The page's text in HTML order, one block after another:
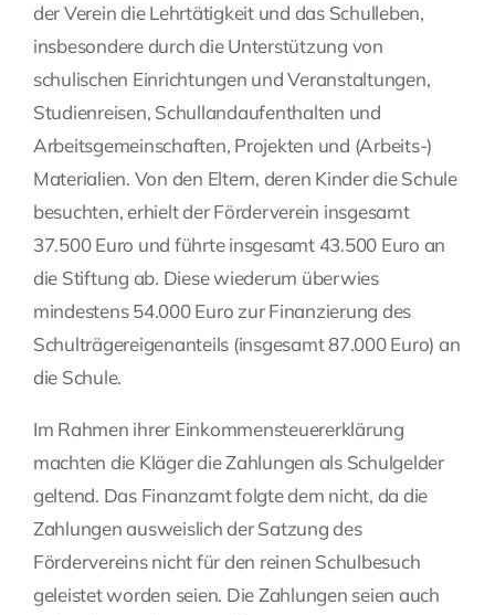
der Verein die Lehrtätigkeit und das Schulleben,
insbesondere durch die Unterstützung von
schulischen Einrichtungen und Veranstaltungen,
Studienreisen, Schullandaufenthalten und
Arbeitsgemeinschaften, Projekten und (Arbeits-)
Materialien. Von den Eltern, deren Kinder die Schule
besuchten, erhielt der Förderverein insgesamt
37.500 Euro und führte insgesamt 43.500 Euro an
die Stiftung ab. Diese wiederum überwies
mindestens 54.000 Euro zur Finanzierung des
Schulträgereigenanteils (insgesamt 87.000 Euro) an
die Schule.
Im Rahmen ihrer Einkommensteuererklärung
machten die Kläger die Zahlungen als Schulgelder
geltend. Das Finanzamt folgte dem nicht, da die
Zahlungen ausweislich der Satzung des
Fördervereins nicht für den reinen Schulbesuch
geleistet worden seien. Die Zahlungen seien auch